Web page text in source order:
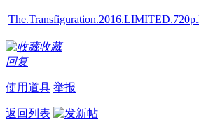
收藏
回复
使用道具 举报
返回列表